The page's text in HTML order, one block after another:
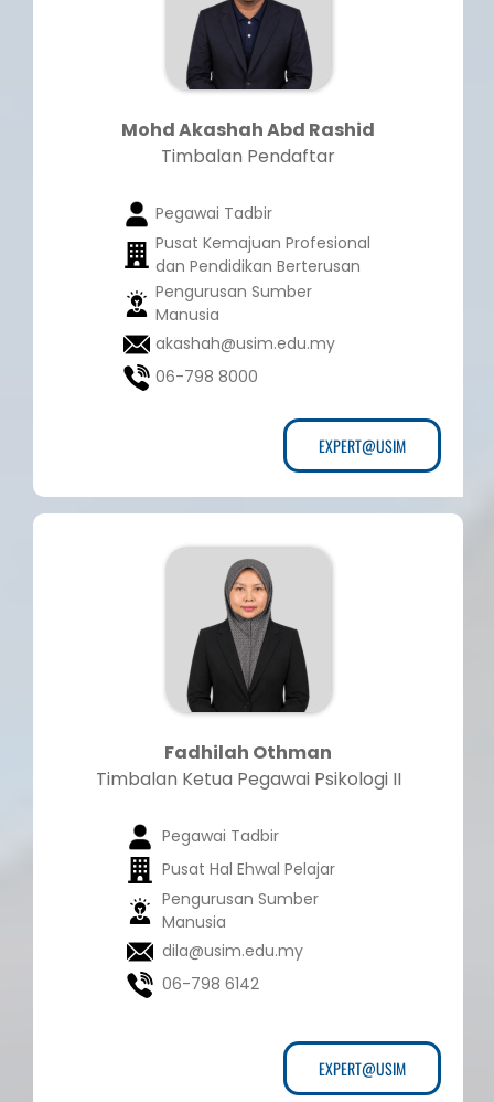
Mohd Akashah Abd Rashid
Timbalan Pendaftar
Pegawai Tadbir
Pusat Kemajuan Profesional
dan Pendidikan Berterusan
Pengurusan Sumber
Manusia
akashah@usim.edu.my
06-798 8000
EXPERT@USIM
Fadhilah Othman
Timbalan Ketua Pegawai Psikologi II
Pegawai Tadbir
Pusat Hal Ehwal Pelajar
Pengurusan Sumber
Manusia
dila@usim.edu.my
06-798 6142
EXPERT@USIM